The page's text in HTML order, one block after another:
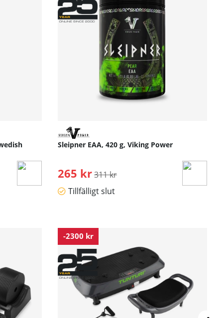
Sleipner EAA, 420 g, Viking Power
265 kr Ordinarie pris:
311 kr
Tillfälligt slut
-2300 kr